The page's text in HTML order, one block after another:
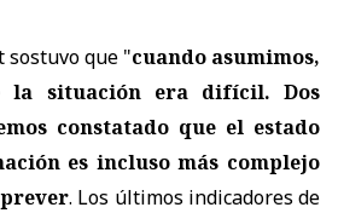
sostuvo que "cuando asumimos,
la situación era difícil. Dos
constatado que el estado
es incluso más complejo
. Los últimos indicadores de